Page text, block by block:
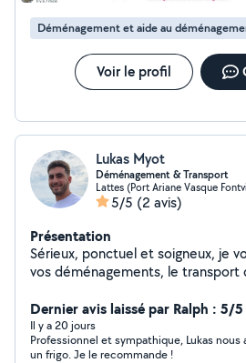
Déménagement et aide au
Voir le profil
Lukas Myot
Déménagement & Transport
Lattes (Port Ariane Vasque
5/5 (2 avis)
Présentation
Sérieux, ponctuel et soigneux, je
vos déménagements, le transport
professionnalisme et je prends soin
N'hésitez pas à me contacter pour
rapide et de qualité.
Dernier avis laissé par Ralph : 5/5
Il y a 20 jours
Professionnel et sympathique, Lukas nous
un frigo. Je le recommande !